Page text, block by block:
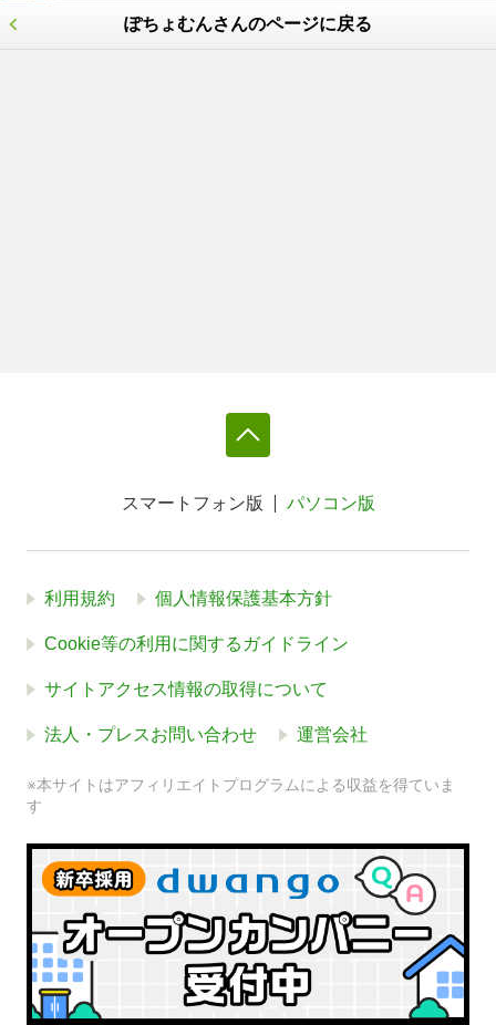
ぽちょむんさんのページに戻る
スマートフォン版 パソコン版
利用規約 個人情報保護基本方針
Cookie等の利用に関するガイドライン
サイトアクセス情報の取得について
法人・プレスお問い合わせ 運営会社
※本サイトはアフィリエイトプログラムによる収益を得ていま
す